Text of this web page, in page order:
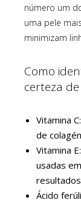
número um
uma pele
minimizam
Como
certeza
Vitamina
de
Vitamina
usadas
Ácido